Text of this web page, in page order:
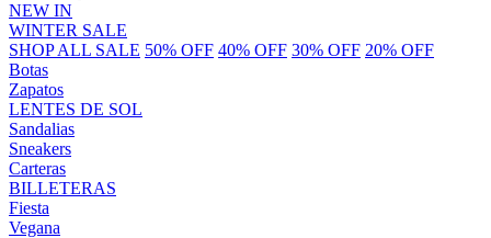
NEW IN
WINTER SALE
SHOP ALL SALE 50% OFF 40% OFF 30% OFF 20% OFF
Botas
Zapatos
LENTES DE SOL
Sandalias
Sneakers
Carteras
BILLETERAS
Fiesta
Vegana